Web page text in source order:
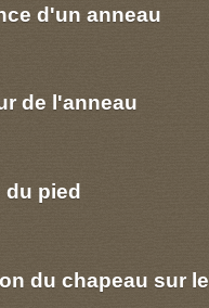
d'un anneau
de l'anneau
du pied
du chapeau sur le